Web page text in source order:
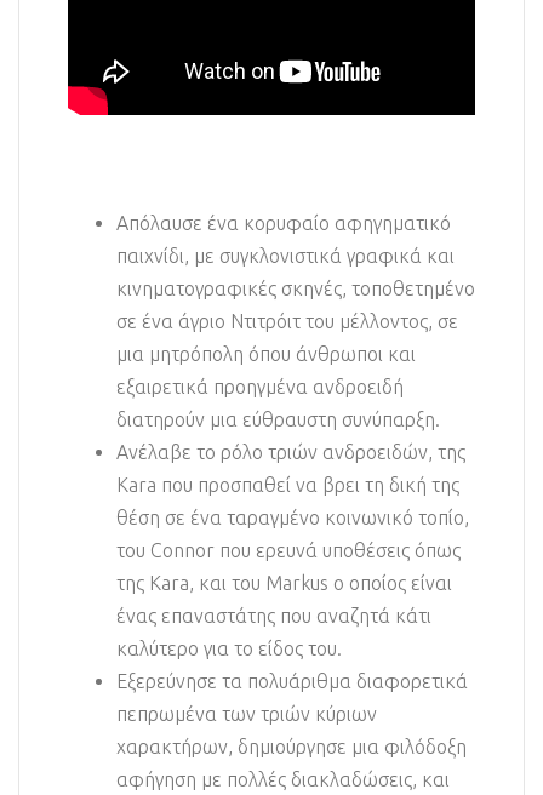
Απόλαυσε ένα κορυφαίο αφηγηματικό
παιχνίδι, με συγκλονιστικά γραφικά και
κινηματογραφικές σκηνές, τοποθετημένο
σε ένα άγριο Ντιτρόιτ του μέλλοντος, σε
μια μητρόπολη όπου άνθρωποι και
εξαιρετικά προηγμένα ανδροειδή
διατηρούν μια εύθραυστη συνύπαρξη.
Ανέλαβε το ρόλο τριών ανδροειδών, της
Kara που προσπαθεί να βρει τη δική της
θέση σε ένα ταραγμένο κοινωνικό τοπίο,
του Connor που ερευνά υποθέσεις όπως
της Kara, και του Markus ο οποίος είναι
ένας επαναστάτης που αναζητά κάτι
καλύτερο για το είδος του.
Εξερεύνησε τα πολυάριθμα διαφορετικά
πεπρωμένα των τριών κύριων
χαρακτήρων, δημιούργησε μια φιλόδοξη
αφήγηση με πολλές διακλαδώσεις, και